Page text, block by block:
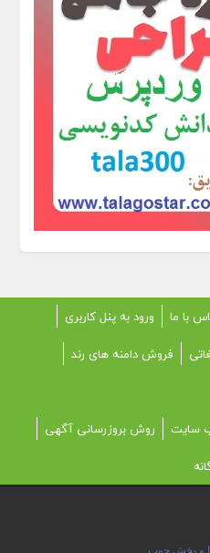
با ما
ورود به پنل کاربری
فروش دامنه های رند
سایت
روش بروزرسانی آگهی
و پخش چوب